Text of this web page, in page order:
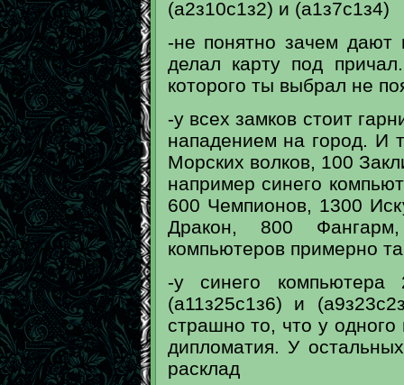
(а2з10с1з2) и (а1з7с1з4)
-не понятно зачем дают
делал карту под
которого ты выбрал не
-у всех замков стоит
нападением на город. И
Морских волков, 100
например синего
600 Чемпионов, 1300
Дракон, 800
компьютеров примерно
-у синего компьютера
(а11з25с1з6) и
страшно то, что у
дипломатия. У
расклад